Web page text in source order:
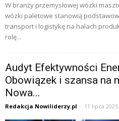
W branży przemysłowej wózki
wózki paletowe stanowią
transport i logistykę na halach
rolę...
Audyt Efektywności
Obowiązek i szansa na
Nowa...
Redakcja Nowiliderzy.pl - 11 lipca 2025